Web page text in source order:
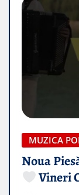
MUZICA
Noua
Vineri